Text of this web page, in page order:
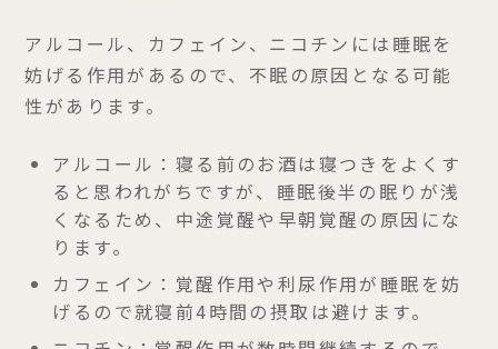
アルコール、カフェイン、ニコチンには睡眠を
妨げる作用があるので、不眠の原因となる可能
性があります。
アルコール： 寝る前のお酒は寝つきをよくす
ると思われがちですが、睡眠後半の眠りが浅
くなるため、中途覚醒や早朝覚醒の原因にな
ります。
カフェイン： 覚醒作用や利尿作用が睡眠を妨
げるので就寝前4時間の摂取は避けます。